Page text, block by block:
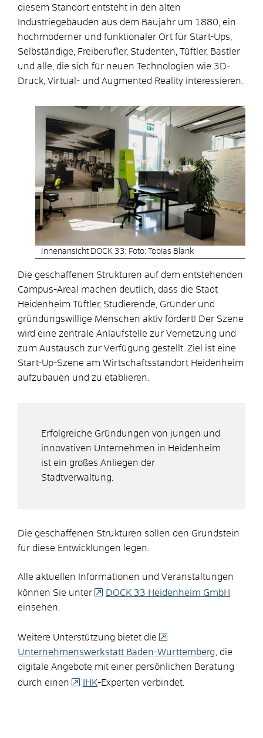
diesem Standort entsteht in den alten
Industriegebäuden aus dem Baujahr um 1880, ein
hochmoderner und funktionaler Ort für Start-Ups,
Selbständige, Freiberufler, Studenten, Tüftler, Bastler
und alle, die sich für neuen Technologien wie 3D-
Druck, Virtual- und Augmented Reality interessieren.
Innenansicht DOCK 33; Foto: Tobias Blank
Die geschaffenen Strukturen auf dem entstehenden
Campus-Areal machen deutlich, dass die Stadt
Heidenheim Tüftler, Studierende, Gründer und
gründungswillige Menschen aktiv fördert! Der Szene
wird eine zentrale Anlaufstelle zur Vernetzung und
zum Austausch zur Verfügung gestellt. Ziel ist eine
Start-Up-Szene am Wirtschaftsstandort Heidenheim
aufzubauen und zu etablieren.
Erfolgreiche Gründungen von jungen und
innovativen Unternehmen in Heidenheim
ist ein großes Anliegen der
Stadtverwaltung.
Die geschaffenen Strukturen sollen den Grundstein
für diese Entwicklungen legen.
Alle aktuellen Informationen und Veranstaltungen
können Sie unter
DOCK 33 Heidenheim GmbH
einsehen.
Weitere Unterstützung bietet die
Unternehmenswerkstatt Baden-Württemberg
, die
digitale Angebote mit einer persönlichen Beratung
durch einen
IHK-Experten verbindet.